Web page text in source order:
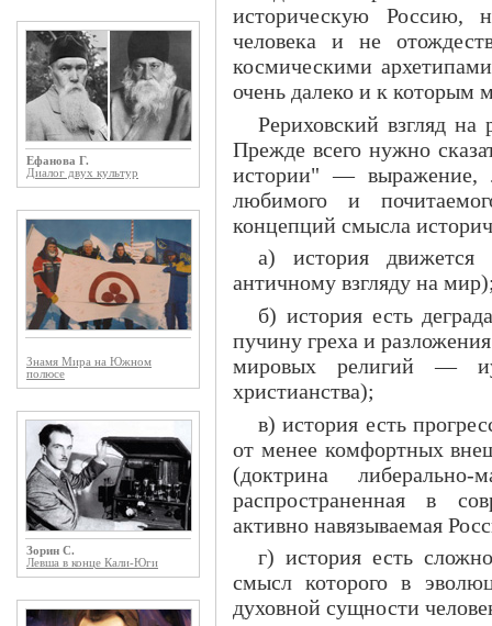
Ефанова Г.
Диалог двух культур
Знамя Мира на Южном
полюсе
Зорин С.
Левша в конце Кали-Юги
историческую Россию,
человека и не
космическими
очень далеко и к которым
Рериховский взгляд
Прежде всего нужно
истории" — выражение,
любимого и
концепций смысла
а) история движется
античному взгляду на
б) история есть
пучину греха и
мировых религий —
христианства);
в) история есть
от менее комфортных
(доктрина либерально-
распространенная в
активно навязываемая
г) история есть
смысл которого в
духовной сущности